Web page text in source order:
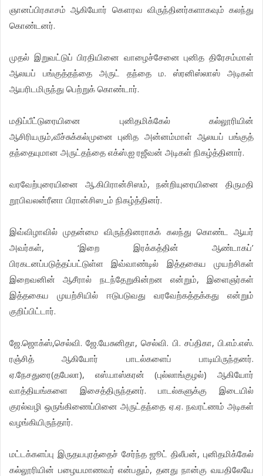
ஞானப்பிரகாசம் ஆகியோர் கௌரவ விருந்தினர்களாகவும் கலந்து
கொண்டனர்.
முதல் இறுவட்டுப் பிரதியினை வாழைச்சேனை புனித திரேசம்மாள்
ஆலயப் பங்குத்தந்தை அருட் தந்தை ம. ஸ்ரனிஸ்லாஸ் அடிகள்
ஆயரிடமிருந்து பெற்றுக் கொண்டார்.
மதிப்பீட்டுரையினை புனிதமிக்கேல் கல்லூரியின்
ஆசிரியரும்,வீச்சுக்கல்முனை புனித அன்னம்மாள் ஆலயப் பங்குத்
தந்தையுமான அருட்தந்தை எக்ஸ்.ஐ ரஜீவன் அடிகள் நிகழ்த்தினார்.
வரவேற்புரையினை ஆ.கிபிரான்சிஸம், நன்றியுரையினை திருமதி
றூபிவலன்ரீனா பிரான்சிஸ_ம் நிகழ்த்தினர்.
இவ்விழாவில் முதன்மை விருந்தினராகக் கலந்து கொண்ட ஆயர்
அவர்கள், ‘இறை இரக்கத்தின் ஆண்டாகப்’
பிரகடனப்படுத்தப்பட்டுள்ள இவ்வாண்டில் இத்தகைய முயற்சிகள்
இறைவனின் ஆசீரால் நடந்தேறுகின்றன என்றும், இளைஞர்கள்
இத்தகைய முயற்சியில் ஈடுபடுவது வரவேற்கத்தக்கது என்றும்
குறிப்பிட்டார்.
ஜே.ஜொக்ஸ்,செல்வி. ஜே.யேசுனிதா, செல்வி. பி. சப்திகா, பி.எம்.எஸ்.
ரஞ்சித் ஆகியோர் பாடல்களைப் பாடியிருந்தனர்.
ஏ.நேசதுரை(தபேலா), எஸ்.பாஸ்கரன் (புல்லாங்குழல்) ஆகியோர்
வாத்தியங்களை இசைத்திருந்தனர். பாடல்களுக்கு இடையில்
குரல்வழி ஒருங்கிணைப்பினை அருட்தந்தை ஏ.ஏ. நவரட்ணம் அடிகள்
வழங்கியிருந்தார்.
மட்டக்களப்பு இருதயபுரத்தைச் சேர்ந்த ஜூட் திலீபன், புனிதமிக்கேல்
கல்லூரியின் பழையமாணவர் என்பதும், தனது நான்கு வயதிலேயே